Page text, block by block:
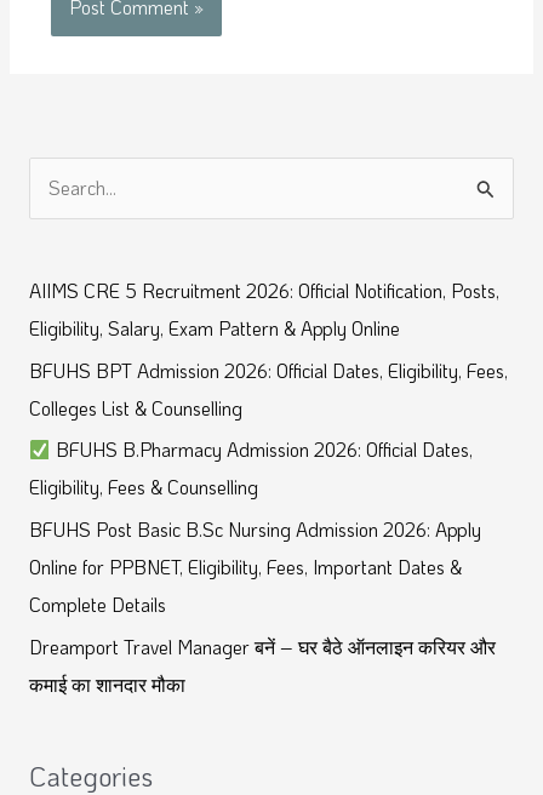
r
c
h
f
o
r
:
AIIMS CRE 5 Recruitment 2026: Official Notification, Posts,
Eligibility, Salary, Exam Pattern & Apply Online
BFUHS BPT Admission 2026: Official Dates, Eligibility, Fees,
Colleges List & Counselling
BFUHS B.Pharmacy Admission 2026: Official Dates,
Eligibility, Fees & Counselling
BFUHS Post Basic B.Sc Nursing Admission 2026: Apply
Online for PPBNET, Eligibility, Fees, Important Dates &
Complete Details
Dreamport Travel Manager बनें – घर बैठे ऑनलाइन करियर और
कमाई का शानदार मौका
Categories